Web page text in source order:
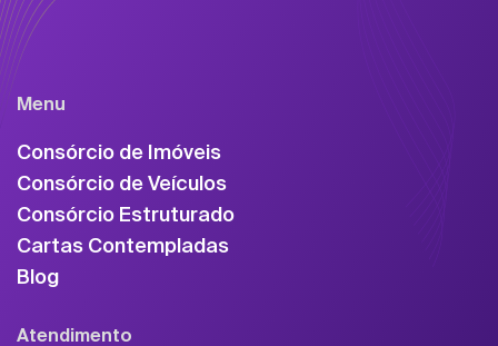
Menu
Consórcio de Imóveis
Consórcio de Veículos
Consórcio Estruturado
Cartas Contempladas
Blog
Atendimento